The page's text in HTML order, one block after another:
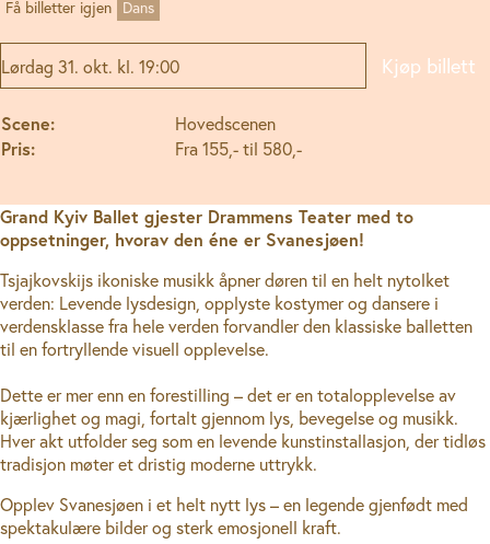
Få billetter igjen Dans
Lørdag 31. okt. kl. 19:00 Kjøp billett
Scene:
Hovedscenen
Pris:
Fra 155,- til 580,-
Grand Kyiv Ballet gjester Drammens Teater med to
oppsetninger, hvorav den éne er Svanesjøen!
Tsjajkovskijs ikoniske musikk åpner døren til en helt nytolket
verden: Levende lysdesign, opplyste kostymer og dansere i
verdensklasse fra hele verden forvandler den klassiske balletten
til en fortryllende visuell opplevelse.
Dette er mer enn en forestilling – det er en totalopplevelse av
kjærlighet og magi, fortalt gjennom lys, bevegelse og musikk.
Hver akt utfolder seg som en levende kunstinstallasjon, der tidløs
tradisjon møter et dristig moderne uttrykk.
Opplev Svanesjøen i et helt nytt lys – en legende gjenfødt med
spektakulære bilder og sterk emosjonell kraft.